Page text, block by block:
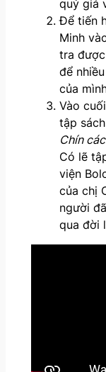
quý giá
Để tiến
Minh
tra
để
của
Vào
tập
Chín
Có lẽ
viện
của chị
người
qua đời